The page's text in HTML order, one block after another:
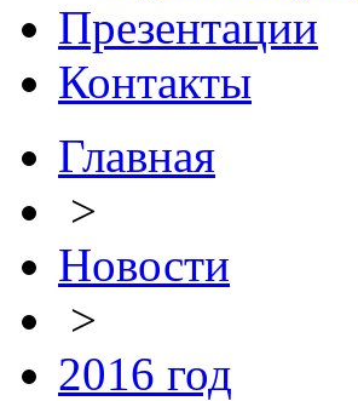
Презентации
Контакты
Главная
>
Новости
>
2016 год